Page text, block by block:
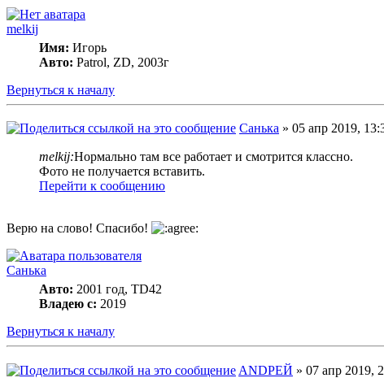
melkij
Имя: Игорь
Авто: Patrol, ZD, 2003г
Вернуться к началу
Санька » 05 апр 2019,
melkij:Нормально там все работает и смотрится классно.
Фото не получается вставить.
Перейти к сообщению
Верю на слово! Спасибо!
Санька
Авто: 2001 год, TD42
Владею с: 2019
Вернуться к началу
ANDРЕЙ » 07 апр 2019,